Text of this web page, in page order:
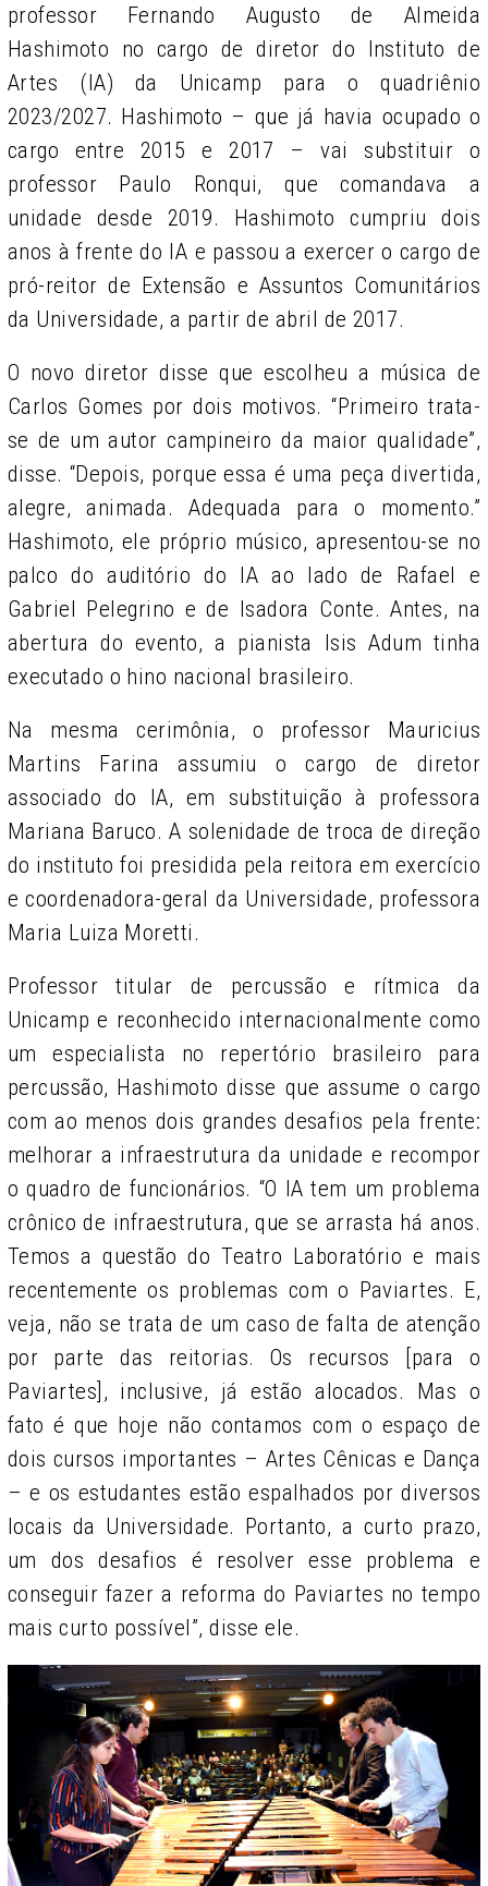
professor Fernando Augusto de Almeida
Hashimoto no cargo de diretor do Instituto de
Artes (IA) da Unicamp para o quadriênio
2023/2027. Hashimoto – que já havia ocupado o
cargo entre 2015 e 2017 – vai substituir o
professor Paulo Ronqui, que comandava a
unidade desde 2019. Hashimoto cumpriu dois
anos à frente do IA e passou a exercer o cargo de
pró-reitor de Extensão e Assuntos Comunitários
da Universidade, a partir de abril de 2017.
O novo diretor disse que escolheu a música de
Carlos Gomes por dois motivos. “Primeiro trata-
se de um autor campineiro da maior qualidade”,
disse. “Depois, porque essa é uma peça divertida,
alegre, animada. Adequada para o momento.”
Hashimoto, ele próprio músico, apresentou-se no
palco do auditório do IA ao lado de Rafael e
Gabriel Pelegrino e de Isadora Conte. Antes, na
abertura do evento, a pianista Isis Adum tinha
executado o hino nacional brasileiro.
Na mesma cerimônia, o professor Mauricius
Martins Farina assumiu o cargo de diretor
associado do IA, em substituição à professora
Mariana Baruco. A solenidade de troca de direção
do instituto foi presidida pela reitora em exercício
e coordenadora-geral da Universidade, professora
Maria Luiza Moretti.
Professor titular de percussão e rítmica da
Unicamp e reconhecido internacionalmente como
um especialista no repertório brasileiro para
percussão, Hashimoto disse que assume o cargo
com ao menos dois grandes desafios pela frente:
melhorar a infraestrutura da unidade e recompor
o quadro de funcionários. “O IA tem um problema
crônico de infraestrutura, que se arrasta há anos.
Temos a questão do Teatro Laboratório e mais
recentemente os problemas com o Paviartes. E,
veja, não se trata de um caso de falta de atenção
por parte das reitorias. Os recursos [para o
Paviartes], inclusive, já estão alocados. Mas o
fato é que hoje não contamos com o espaço de
dois cursos importantes – Artes Cênicas e Dança
– e os estudantes estão espalhados por diversos
locais da Universidade. Portanto, a curto prazo,
um dos desafios é resolver esse problema e
conseguir fazer a reforma do Paviartes no tempo
mais curto possível”, disse ele.